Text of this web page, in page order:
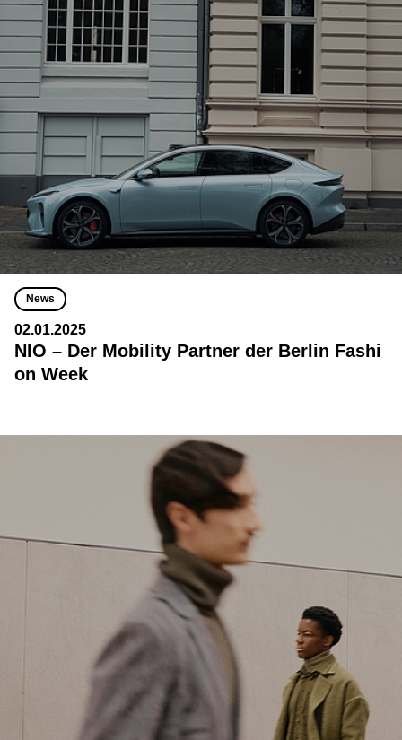
News
02.01.2025
NIO – Der Mobility Partner der Berlin Fashi
on Week